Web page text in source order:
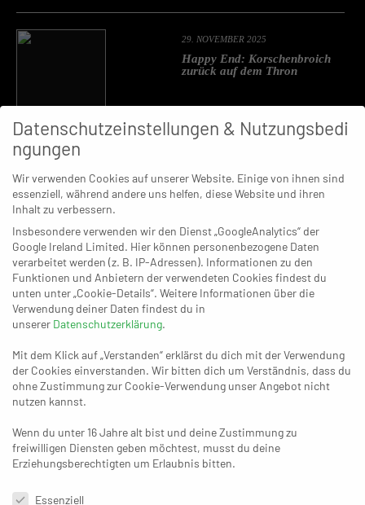
29. NOVEMBER 2025
Happy End: Korschenbroich
zurück auf dem Thron
Der heiße Freitag:
Korschenbroich gegen
Drama in Rheinhausen,
Drama in Dormagen – und
Weiden greift einfach zu
Datenschutzeinstellungen & Nutzungsbedi
ngungen
Wir verwenden Cookies auf unserer Website. Einige von ihnen sind
essenziell, während andere uns helfen, diese Website und ihren
Inhalt zu verbessern.
Insbesondere verwenden wir den Dienst „GoogleAnalytics“ der
Google Ireland Limited. Hier können personenbezogene Daten
verarbeitet werden (z. B. IP-Adressen). Informationen zu den
Funktionen und Anbietern der verwendeten Cookies findest du
unten unter „Cookie-Details“. Weitere Informationen über die
Verwendung deiner Daten findest du in
unserer Datenschutzerklärung.
Mit dem Klick auf „Verstanden“ erklärst du dich mit der Verwendung
der Cookies einverstanden. Wir bitten dich um Verständnis, dass du
ohne Zustimmung zur Cookie-Verwendung unser Angebot nicht
nutzen kannst.
Wenn du unter 16 Jahre alt bist und deine Zustimmung zu
freiwilligen Diensten geben möchtest, musst du deine
Erziehungsberechtigten um Erlaubnis bitten.
Datenschutzeinstellungen & Nutzungsbedingungen
Essenziell